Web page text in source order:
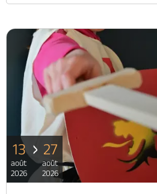
13
août
2026
27
août
2026